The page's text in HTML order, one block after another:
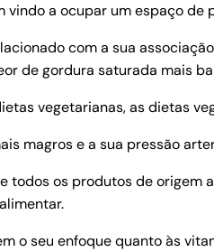
vindo a ocupar um espaço de
com a sua
de gordura saturada mais
vegetarianas, as dietas
magros e a sua pressão
todos os produtos de
o seu enfoque quanto às